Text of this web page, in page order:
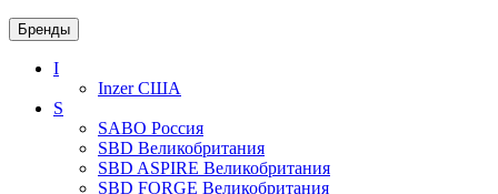
Бренды
I
InzerСША
S
SABO Россия
SBD Великобритания
SBD ASPIRE Великобритания
SBD FORGE Великобритания